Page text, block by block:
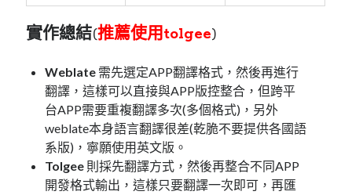
實作總結(推薦使用tolgee)
Weblate 需先選定APP翻譯格式，然後再進行
翻譯，這樣可以直接與APP版控整合，但跨平
台APP需要重複翻譯多次(多個格式)，另外
weblate本身語言翻譯很差(乾脆不要提供各國語
系版)，寧願使用英文版。
Tolgee 則採先翻譯方式，然後再整合不同APP
開發格式輸出，這樣只要翻譯一次即可，再匯